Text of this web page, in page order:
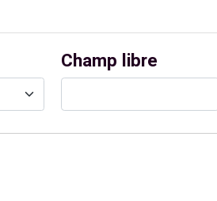
Champ libre